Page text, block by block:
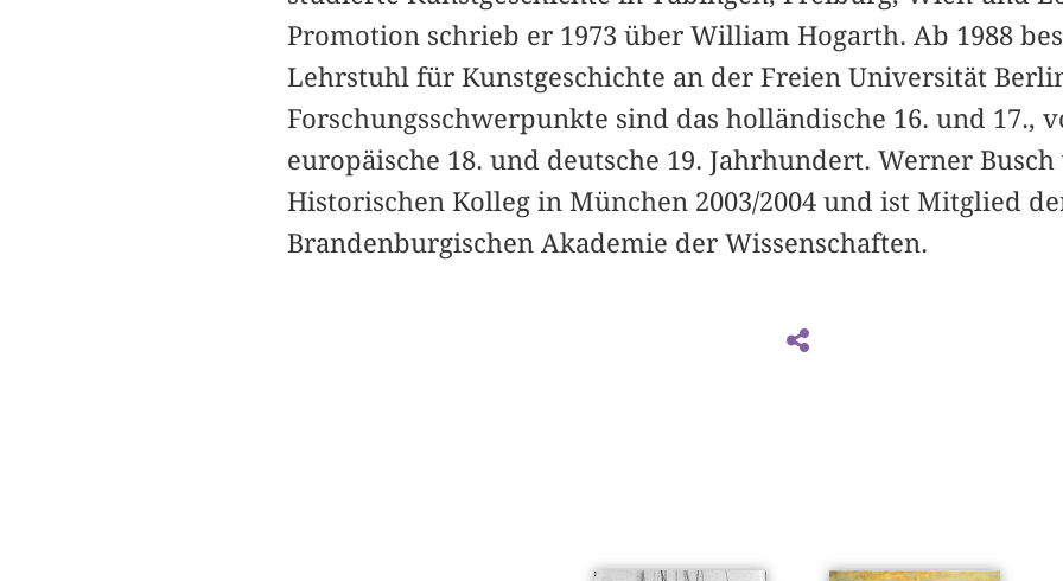
Promotion schrieb er 1973 über William Hogarth. Ab 1988
Lehrstuhl für Kunstgeschichte an der Freien Universität
Forschungsschwerpunkte sind das holländische 16. und 17.,
europäische 18. und deutsche 19. Jahrhundert. Werner
Historischen Kolleg in München 2003/2004 und ist Mitglied
Brandenburgischen Akademie der Wissenschaften.